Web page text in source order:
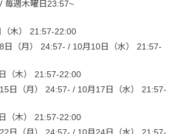
毎週木曜日23:57~
木） 21:57-22:00
日（月） 24:57- / 10月10日（水） 21:57-
（木） 21:57-22:00
日（月） 24:57- / 10月17日（水） 21:57-
（木） 21:57-22:00
日（月） 24:57- / 10月24日（水） 21:57-